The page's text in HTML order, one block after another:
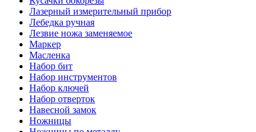
Лазерный измерительный прибор
Лебедка ручная
Лезвие ножа заменяемое
Маркер
Масленка
Набор бит
Набор инструментов
Набор ключей
Набор отверток
Навесной замок
Ножницы